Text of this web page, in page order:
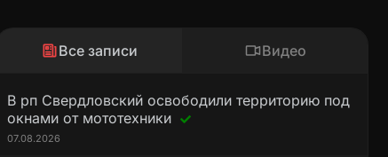
Все записи Видео
В рп Свердловский освободили территорию под
окнами от мототехники
07.08.2026